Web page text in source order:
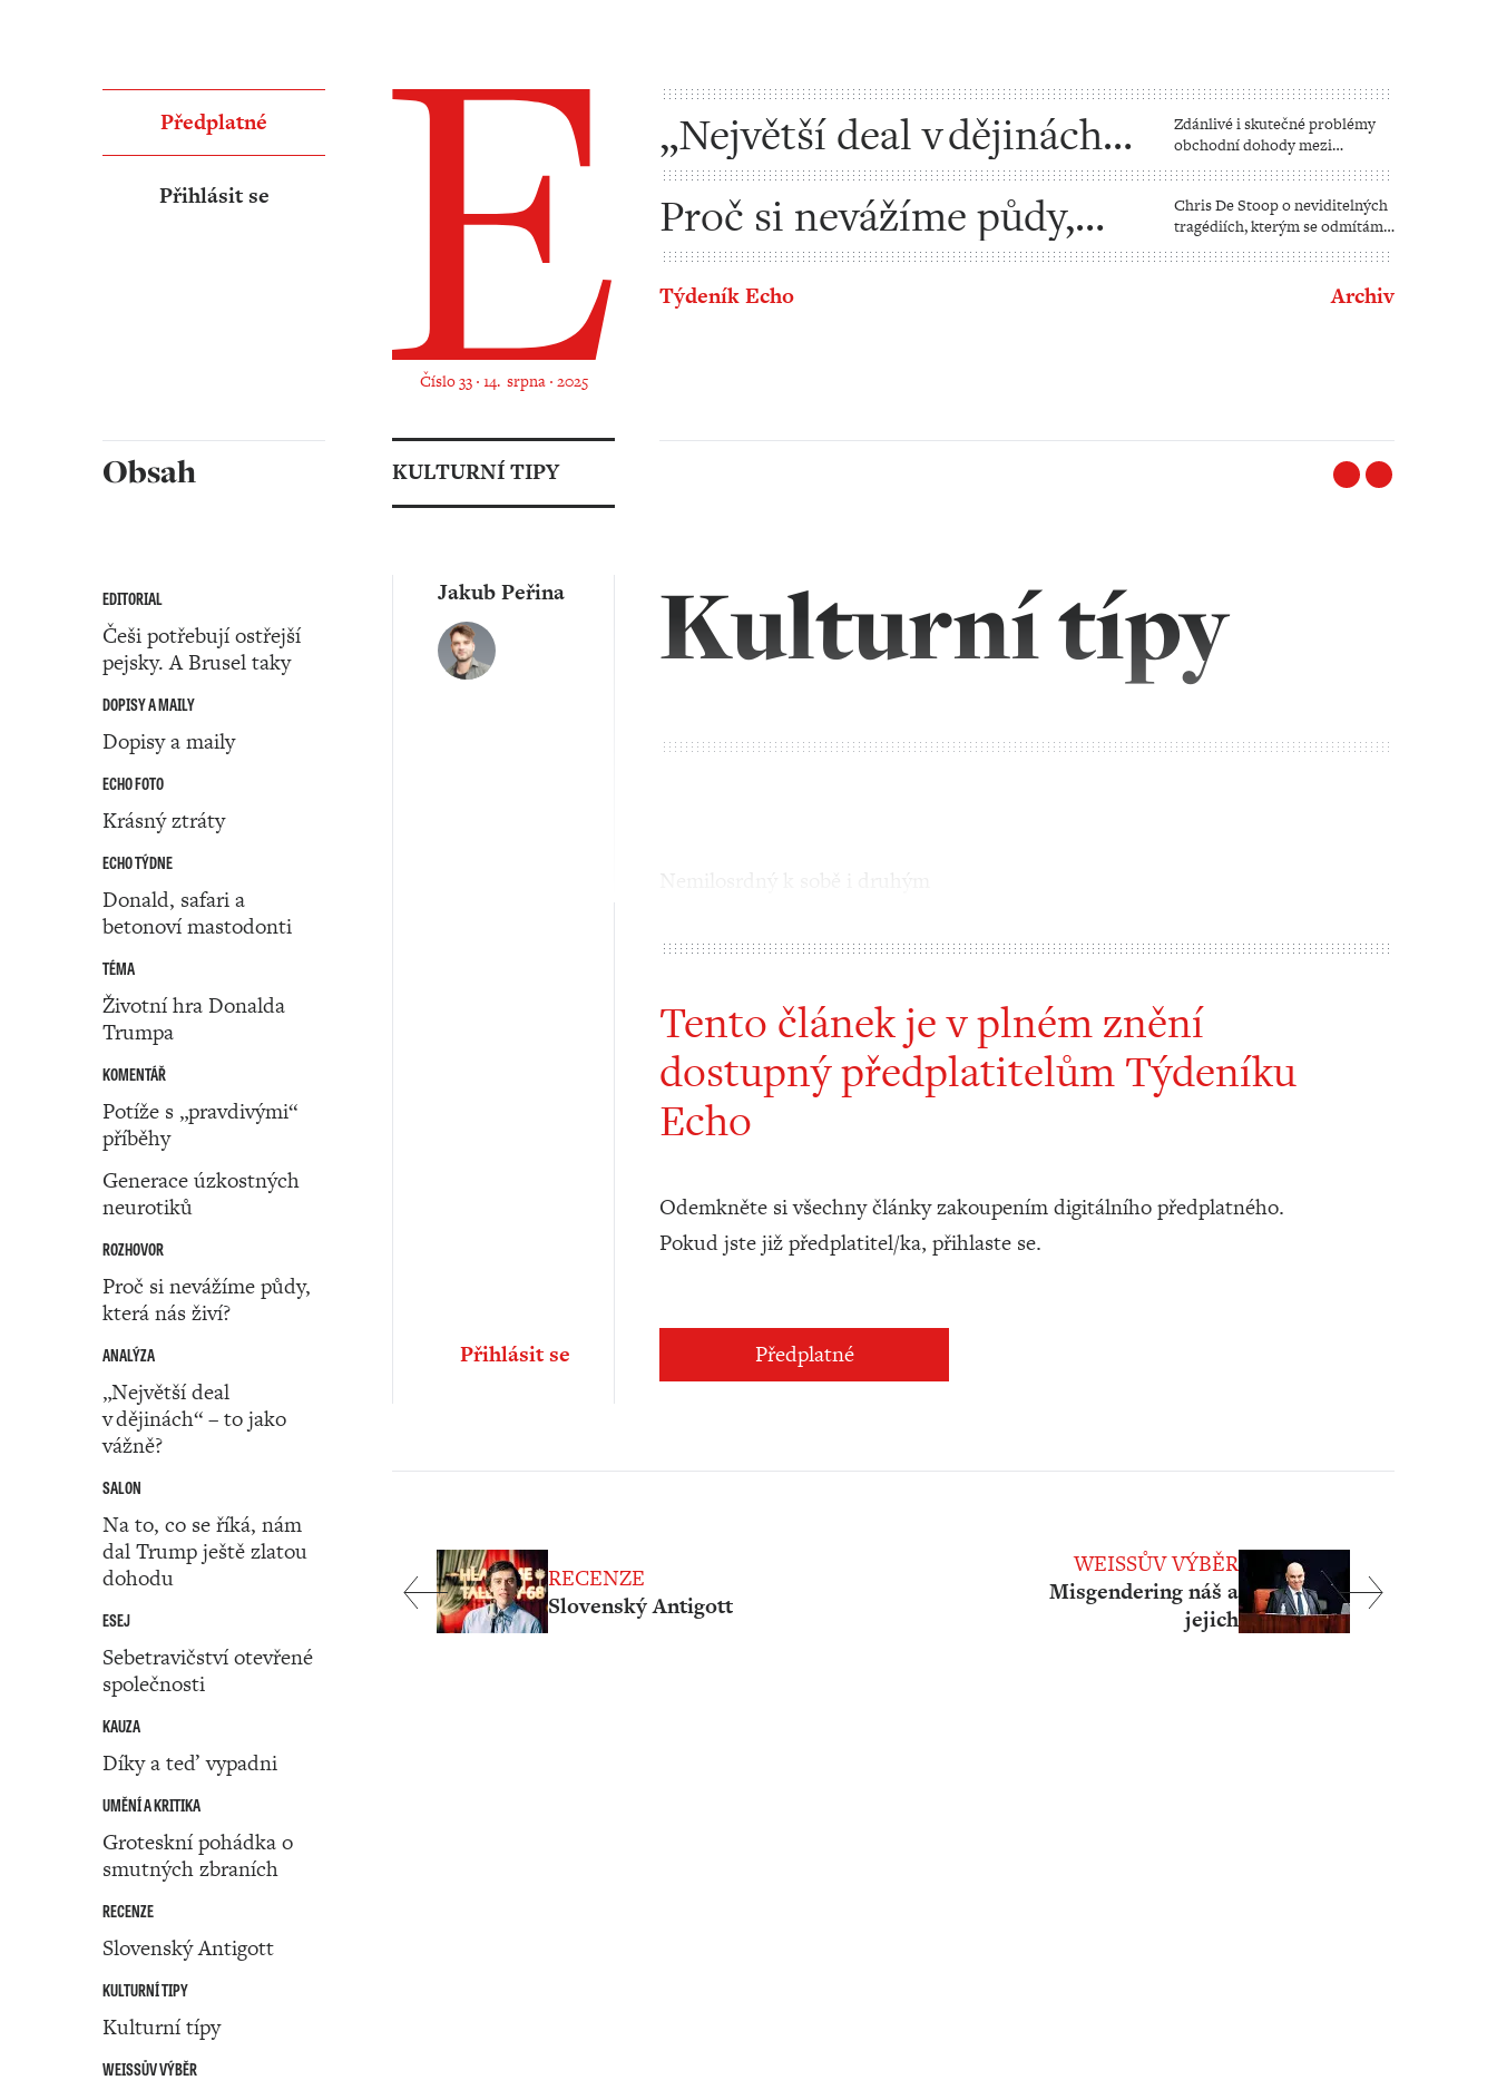
Číslo 33 ‧ 14. srpna ‧ 2025
„Největší deal v dějinách“
– to jako vážně?
Zdánlivé i skutečné problémy
obchodní dohody mezi
Evropskou unií a Spojenými
státy
Proč si nevážíme půdy,
která nás živí?
Chris De Stoop o neviditelných
tragédiích, kterým se odmítáme
postavit
Týdeník Echo Archiv
Předplatné
Přihlásit se
Obsah
EDITORIAL
Češi potřebují ostřejší
pejsky. A Brusel taky
DOPISY A MAILY
Dopisy a maily
ECHO FOTO
Krásný ztráty
ECHO TÝDNE
Donald, safari a
betonoví mastodonti
TÉMA
Životní hra Donalda
Trumpa
KOMENTÁŘ
Potíže s „pravdivými“
příběhy
Generace úzkostných
neurotiků
ROZHOVOR
Proč si nevážíme půdy,
která nás živí?
ANALÝZA
„Největší deal
v dějinách“ – to jako
vážně?
SALON
Na to, co se říká, nám
dal Trump ještě zlatou
dohodu
ESEJ
Sebetravičství otevřené
společnosti
KAUZA
Díky a teď vypadni
UMĚNÍ A KRITIKA
Groteskní pohádka o
smutných zbraních
RECENZE
Slovenský Antigott
KULTURNÍ TIPY
Kulturní típy
WEISSŮV VÝBĚR
KULTURNÍ TIPY
Kulturní típy
Jakub Peřina
Tento článek je v plném znění
dostupný předplatitelům Týdeníku
Echo
Odemkněte si všechny články zakoupením digitálního předplatného.
Pokud jste již předplatitel/ka, přihlaste se.
Předplatné
Přihlásit se
WEISSŮV VÝBĚR
Misgendering náš a
jejich
RECENZE
Slovenský Antigott